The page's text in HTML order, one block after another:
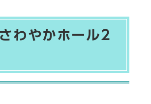
わやかホール2